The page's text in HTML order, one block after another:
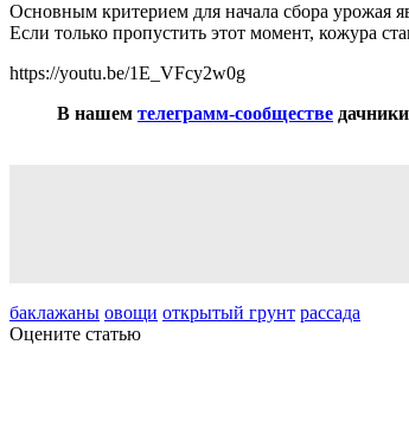
Основным критерием для начала сбора урожая
Если только пропустить этот момент, кожура
https://youtu.be/1E_VFcy2w0g
В нашем телеграмм-сообществе
баклажаны овощи открытый грунт рассада
Оцените статью